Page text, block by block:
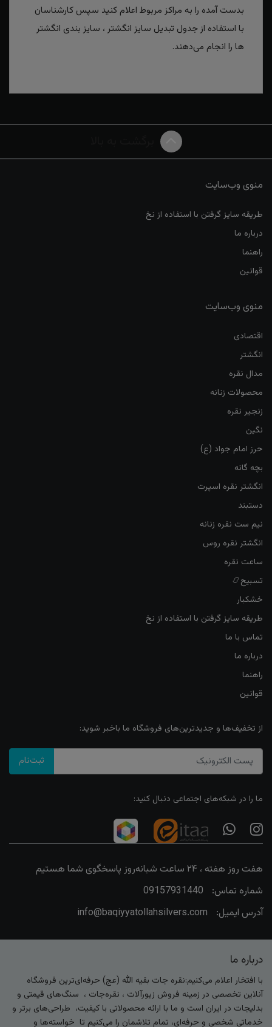
بدست آمده را به مراکز مربوط اعلام کنید سپس کارشناسان
با استفاده از جدول تبدیل سایز انگشتر ، سایز بندی انگشتر
ها را انجام می‌دهند.
منوی وب‌سایت
طریقه سایز گرفتن با استفاده از نخ
درباره ما
راهنما
قوانین
منوی وب‌سایت
اقتصادی
انگشتر
مدال نقره
محصولات زنانه
زنجیر نقره
نگین
حرز امام جواد (ع)
بچه گانه
انگشتر نقره اسپرت
دستبند
نیم ست نقره زنانه
انگشتر نقره روس
ساعت نقره
تسبیح📿
خشکبار
طریقه سایز گرفتن با استفاده از نخ
تماس با ما
درباره ما
راهنما
قوانین
از تخفیف‌ها و جدیدترین‌های فروشگاه ما باخبر شوید:
ثبت‌نام
ما را در شبکه‌های اجتماعی دنبال کنید:
هفت روز هفته ، ۲۴ ساعت شبانه‌روز پاسخگوی شما هستیم
شماره تماس:
09157931440
آدرس ایمیل:
info@baqiyyatollahsilvers.com
درباره ما
با افتخار اعلام می‌کنیم:نقره جات بقیه الله (عج) حرفه‌ای‌ترین فروشگاه
آنلاین تخصصی در زمینه فروش زیورآلات ، نقره‌جات ، سنگ‌های قیمتی و
بدلیجات در ایران است و ما با ارائه محصولاتی با کیفیت، طراحی‌های برتر و
خدماتی شخصی و حرفه‌ای، تمام تلاشمان را می‌کنیم تا خواسته‌ها و